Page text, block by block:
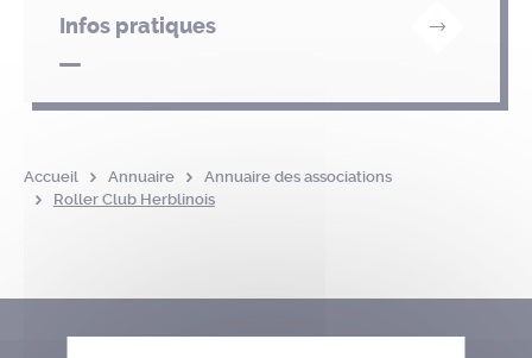
Infos pratiques
Accueil Annuaire
Annuaire des associations
Roller Club Herblinois